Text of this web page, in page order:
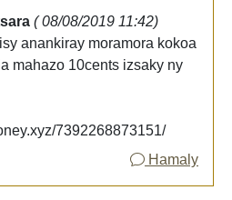
( 08/08/2019 11:42)
anankiray moramora kokoa
mahazo 10cents izsaky ny
7392268873151/
Hamaly